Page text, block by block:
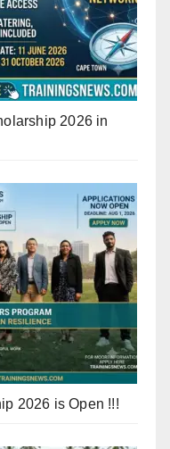
2026 in
2026 is Open !!!